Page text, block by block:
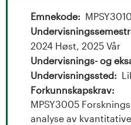
Emnekode MPSY3010
2024 Høst, 2025 Vår
Undervisnings- og
Undervisningssted
Forkunnskapskrav
MPSY3005
analyse av